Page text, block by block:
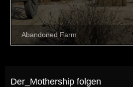
Der_Mothership folgen